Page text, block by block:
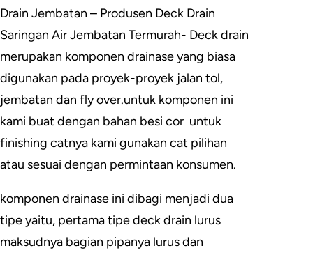
Drain Jembatan – Produsen Deck Drain
Saringan Air Jembatan Termurah- Deck drain
merupakan komponen drainase yang biasa
digunakan pada proyek-proyek jalan tol,
jembatan dan fly over.untuk komponen ini
kami buat dengan bahan besi cor untuk
finishing catnya kami gunakan cat pilihan
atau sesuai dengan permintaan konsumen.
komponen drainase ini dibagi menjadi dua
tipe yaitu, pertama tipe deck drain lurus
maksudnya bagian pipanya lurus dan